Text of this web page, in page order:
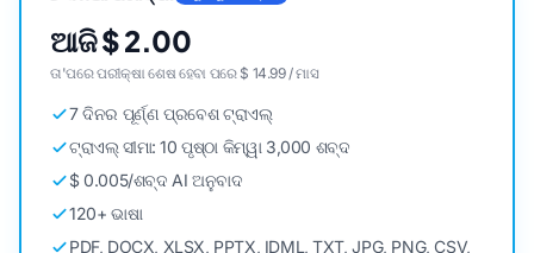
ଆଜି $ 2.00
ତା'ପରେ ପରୀକ୍ଷା ଶେଷ ହେବା ପରେ $ 14.99 / ମାସ
7 ଦିନର ପୂର୍ଣ୍ଣ ପ୍ରବେଶ ଟ୍ରାଏଲ୍
ଟ୍ରାଏଲ୍ ସୀମା: 10 ପୃଷ୍ଠା କିମ୍ୱା 3,000 ଶବ୍ଦ
$ 0.005/ଶବ୍ଦ AI ଅନୁବାଦ
120+ ଭାଷା
PDF, DOCX, XLSX, PPTX, IDML, TXT, JPG, PNG, CSV,